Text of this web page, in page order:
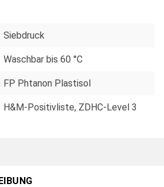
Siebdruck
Waschbar bis 60 °C
FP Phtanon Plastisol
H&M-Positivliste, ZDHC-Level 3